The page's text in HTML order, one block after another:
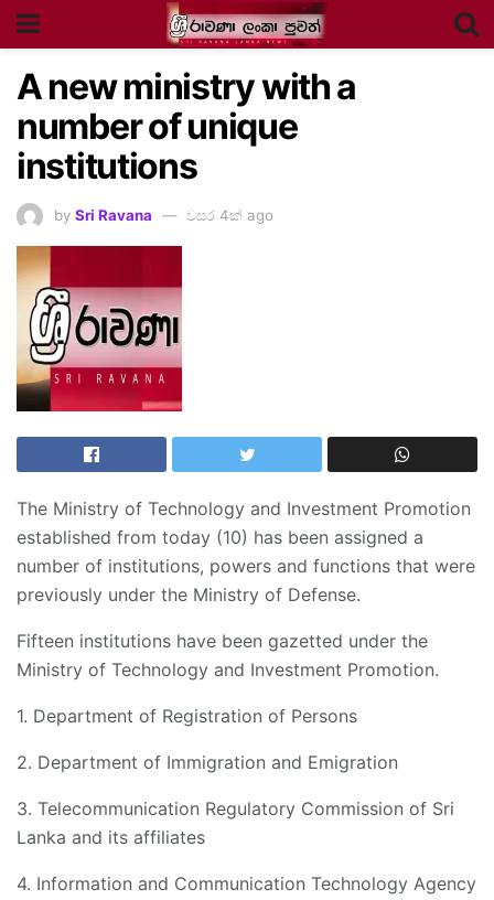
A new ministry with a
number of unique
institutions
by Sri Ravana වසර 4ක් ago
The Ministry of Technology and Investment Promotion
established from today (10) has been assigned a
number of institutions, powers and functions that were
previously under the Ministry of Defense.
Fifteen institutions have been gazetted under the
Ministry of Technology and Investment Promotion.
1. Department of Registration of Persons
2. Department of Immigration and Emigration
3. Telecommunication Regulatory Commission of Sri
Lanka and its affiliates
4. Information and Communication Technology Agency